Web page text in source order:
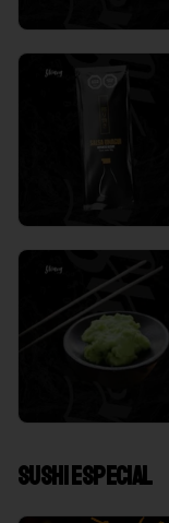
Sushi Especial